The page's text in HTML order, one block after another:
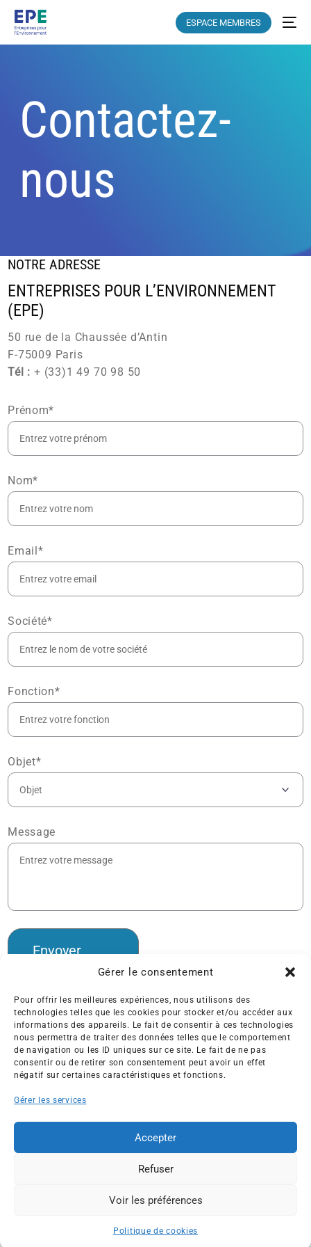
Gérer le consentement
Pour offrir les meilleures expériences, nous utilisons des
technologies telles que les cookies pour stocker et/ou accéder aux
informations des appareils. Le fait de consentir à ces technologies
nous permettra de traiter des données telles que le comportement
de navigation ou les ID uniques sur ce site. Le fait de ne pas
consentir ou de retirer son consentement peut avoir un effet
négatif sur certaines caractéristiques et fonctions.
Gérer les services
Accepter
Refuser
Voir les préférences
Politique de cookies
ESPACE MEMBRES
Contactez-
nous
NOTRE ADRESSE
ENTREPRISES POUR L’ENVIRONNEMENT
(EPE)
50 rue de la Chaussée d’Antin
F-75009 Paris
Tél : + (33)1 49 70 98 50
Prénom*
Nom*
Email*
Société*
Fonction*
Objet*
Message
Envoyer
Créée en 1992, l’association française des Entreprises pour
l’Environnement (EPE) rassemble une soixantaine de grandes
entreprises françaises et internationales de tous les secteurs
aux enjeux d’une transition écologique intégrée.
Nos membres
Actus
Presse
Contacts
RGPD
ESPACE MEMBRES